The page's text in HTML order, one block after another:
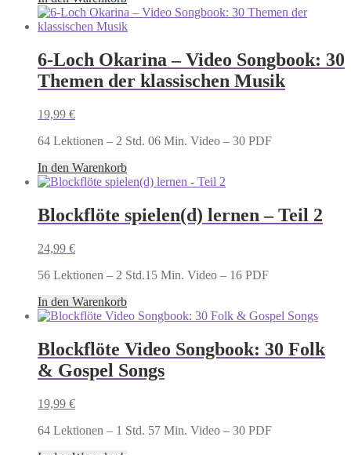
6-Loch Okarina – Video Songbook: 30
Themen der klassischen Musik
19,99 €
64 Lektionen – 2 Std. 06 Min. Video – 30 PDF
In den Warenkorb
Blockflöte spielen(d) lernen – Teil 2
24,99 €
56 Lektionen – 2 Std.15 Min. Video – 16 PDF
In den Warenkorb
Blockflöte Video Songbook: 30 Folk
& Gospel Songs
19,99 €
64 Lektionen – 1 Std. 57 Min. Video – 30 PDF